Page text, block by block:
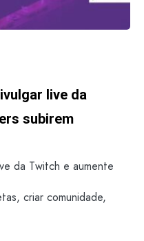
live da
subirem
da Twitch e aumente
criar comunidade,